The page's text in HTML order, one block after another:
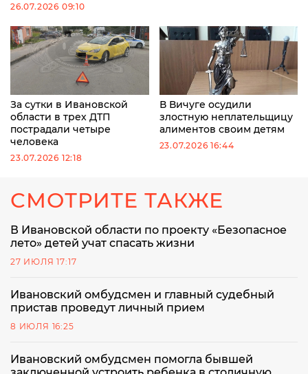
26.07.2026 09:10
За сутки в Ивановской
области в трех ДТП
пострадали четыре
человека
23.07.2026 12:18
В Вичуге осудили
злостную неплательщицу
алиментов своим детям
23.07.2026 16:44
СМОТРИТЕ ТАКЖЕ
В Ивановской области по проекту «Безопасное
лето» детей учат спасать жизни
27 ИЮЛЯ 17:17
Ивановский омбудсмен и главный судебный
пристав проведут личный прием
8 ИЮЛЯ 16:25
Ивановский омбудсмен помогла бывшей